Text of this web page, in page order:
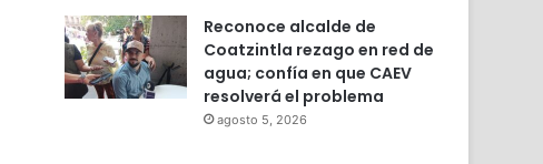
Reconoce alcalde de
Coatzintla rezago en red de
agua; confía en que CAEV
resolverá el problema
agosto 5, 2026